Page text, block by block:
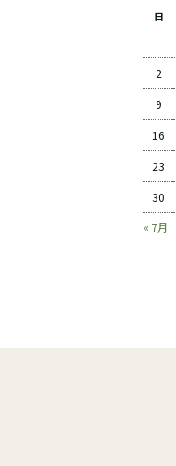
日
« 7月
2
9
16
23
30